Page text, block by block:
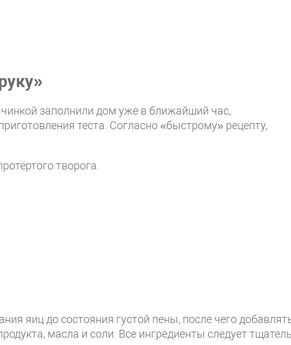
заполнили дом уже в ближайший час,
теста. Согласно «быстрому» рецепту,
творога.
яиц до состояния густой пены, после чего
масла и соли. Все ингредиенты следует